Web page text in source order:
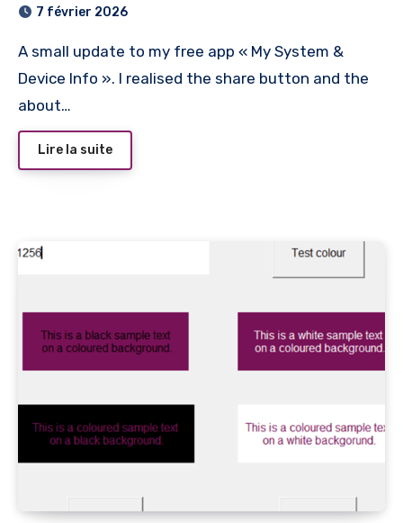
7 février 2026
A small update to my free app « My System &
Device Info ». I realised the share button and the
about…
Lire la suite